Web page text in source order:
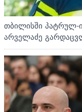
თბილისში პატრულ-
არველაძე